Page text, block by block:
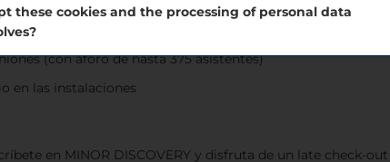
(con aforo de hasta 375 asistentes)
en las instalaciones
en MINOR DISCOVERY y disfruta de un late check-
these cookies and the processing of personal data